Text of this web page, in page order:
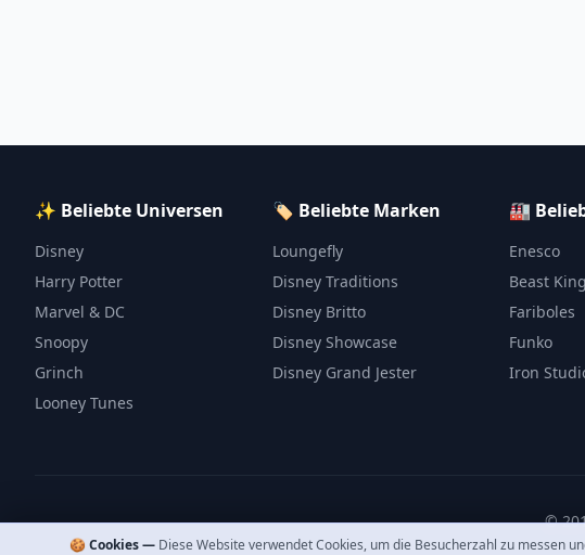
✨ Beliebte Universen
Disney
Harry Potter
Marvel & DC
Snoopy
Grinch
Looney Tunes
🏷️ Beliebte Marken
Loungefly
Disney Traditions
Disney Britto
Disney Showcase
Disney Grand Jester
🏭
Enesco
Beast
Fariboles
Funko
Iron
©
🍪 Cookies — Diese Website verwendet Cookies, um die Besucherzahl zu messen